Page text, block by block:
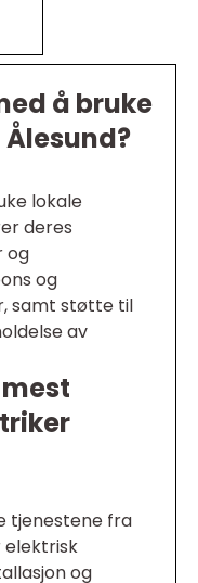
å bruke
lokale
deres
og
og
samt støtte til
av
tjenestene fra
elektrisk
og